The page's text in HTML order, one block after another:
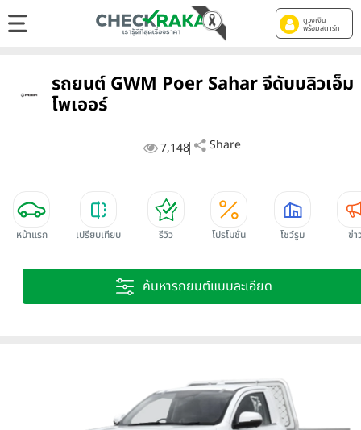
ดูวงเงิน
พร้อมสตาร์ท
รถยนต์ GWM Poer Sahar จีดับบลิวเอ็ม
โพเออร์
7,148 Share
หน้าแรก เปรียบเทียบ รีวิว โปรโมชั่น โชว์รูม ข่า
ค้นหารถยนต์แบบละเอียด